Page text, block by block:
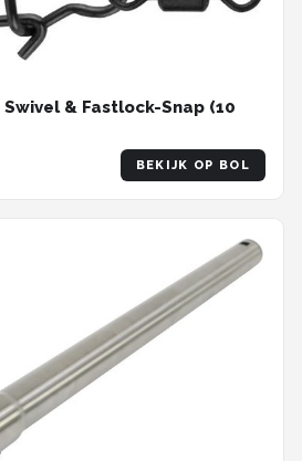
& Fastlock-Snap (10
BEKIJK OP BOL